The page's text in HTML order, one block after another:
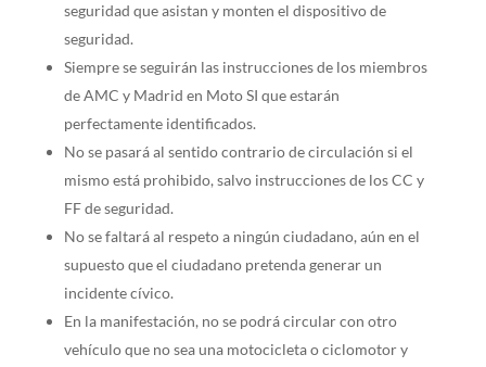
seguridad que asistan y monten el dispositivo de
seguridad.
Siempre se seguirán las instrucciones de los miembros
de AMC y Madrid en Moto SI que estarán
perfectamente identificados.
No se pasará al sentido contrario de circulación si el
mismo está prohibido, salvo instrucciones de los CC y
FF de seguridad.
No se faltará al respeto a ningún ciudadano, aún en el
supuesto que el ciudadano pretenda generar un
incidente cívico.
En la manifestación, no se podrá circular con otro
vehículo que no sea una motocicleta o ciclomotor y